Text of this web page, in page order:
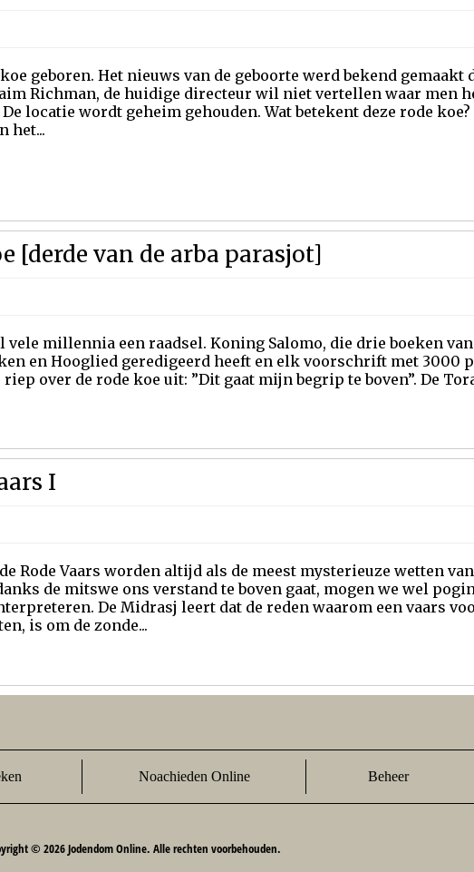
geboren. Het nieuws van de geboorte werd bekend gemaakt
Richman, de huidige directeur wil niet vertellen waar men
locatie wordt geheim gehouden. Wat betekent deze rode koe?
het...
[derde van de arba parasjot]
vele millennia een raadsel. Koning Salomo, die drie boeken
en Hooglied geredigeerd heeft en elk voorschrift met 3000
over de rode koe uit: ”Dit gaat mijn begrip te boven”. De
I
Rode Vaars worden altijd als de meest mysterieuze wetten
de mitswe ons verstand te boven gaat, mogen we wel
De Midrasj leert dat de reden waarom een vaars
is om de zonde...
Noachieden Online Beheer
© 2026 Jodendom Online. Alle rechten voorbehouden.